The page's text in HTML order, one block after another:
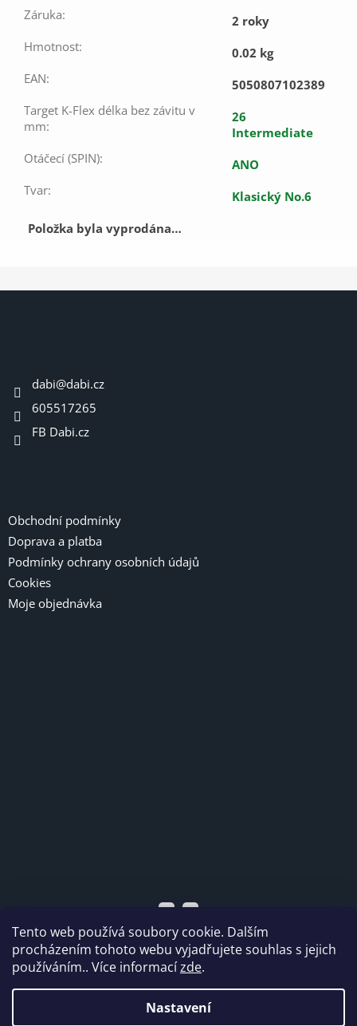
Tento web používá soubory cookie. Dalším
procházením tohoto webu vyjadřujete souhlas s jejich
používáním.. Více informacízde.
Nastavení
Záruka:
2 roky
Hmotnost:
0.02 kg
EAN:
5050807102389
Target K-Flex délka bez závitu v
mm:
26
Intermediate
Otáčecí (SPIN):
ANO
Tvar:
Klasický No.6
Položka byla vyprodána…
dabi@dabi.cz
605517265
FB Dabi.cz
Obchodní podmínky
Doprava a platba
Podmínky ochrany osobních údajů
Cookies
Moje objednávka
Vytvořil Shoptet